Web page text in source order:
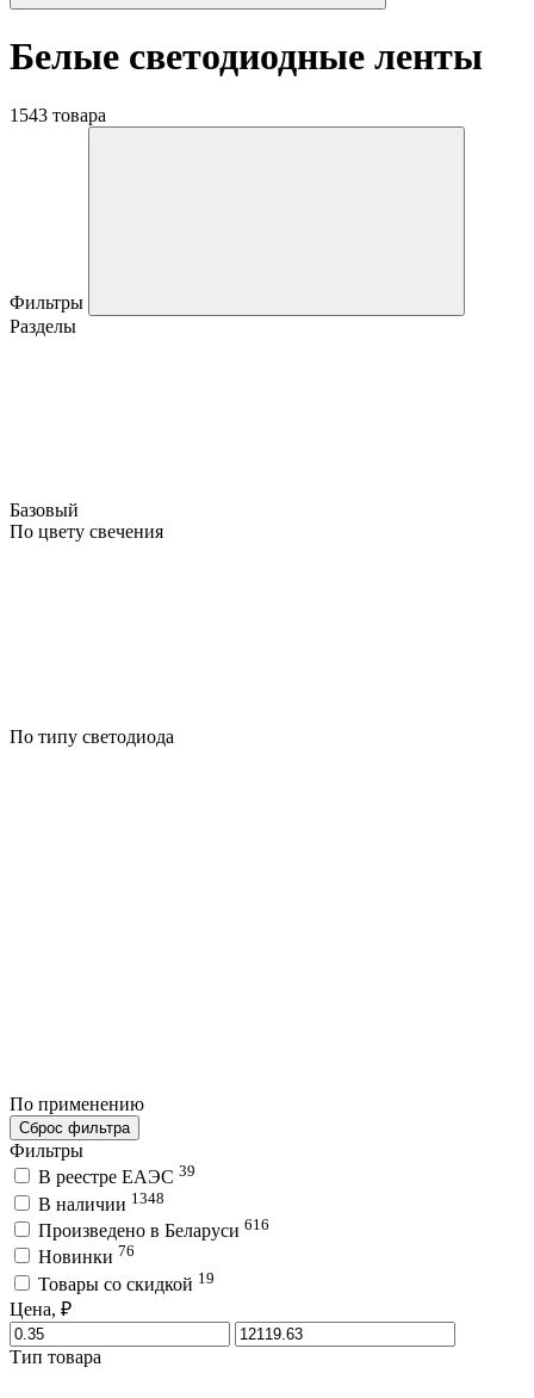
Белые светодиодные ленты
1543 товара
Фильтры
Разделы
Базовый
По цвету свечения
По типу светодиода
По применению
Сброс фильтра
Фильтры
В реестре ЕАЭС 39
В наличии 1348
Произведено в Беларуси 616
Новинки 76
Товары со скидкой 19
Цена, ₽
Тип товара